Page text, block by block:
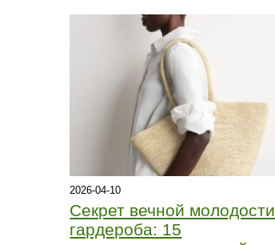
2026-04-10
Секрет вечной молодости
гардероба: 15